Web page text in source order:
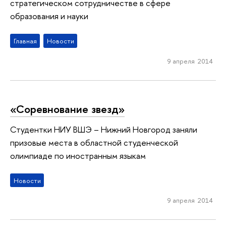
стратегическом сотрудничестве в сфере
образования и науки
Главная Новости
9 апреля 2014
«Соревнование звезд»
Студентки НИУ ВШЭ – Нижний Новгород заняли
призовые места в областной студенческой
олимпиаде по иностранным языкам
Новости
9 апреля 2014